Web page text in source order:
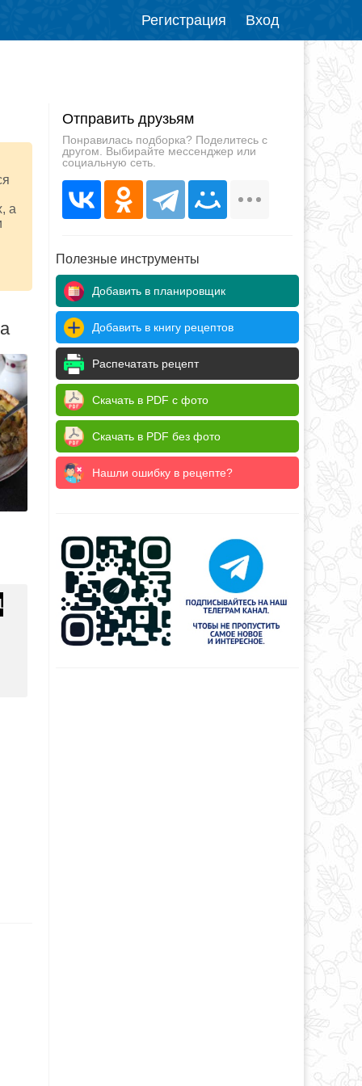
Регистрация Вход
а
Отправить друзьям
Понравилась подборка? Поделитесь с
другом. Выбирайте мессенджер или
социальную сеть.
Полезные инструменты
Добавить в планировщик
Добавить в книгу рецептов
Распечатать рецепт
Скачать в PDF с фото
Скачать в PDF без фото
Нашли ошибку в рецепте?